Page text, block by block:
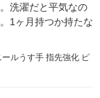
洗濯だと平気なの
1ヶ月持つか持たな
ルうす手 指先強化 ピ